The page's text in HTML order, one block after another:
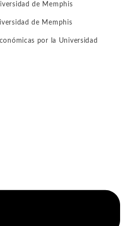
de Memphis
de Memphis
por la Universidad